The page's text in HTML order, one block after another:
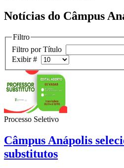
Notícias do Câmpus
Filtro
Filtro por Título
Exibir #
Processo Seletivo
Câmpus Anápolis
substitutos